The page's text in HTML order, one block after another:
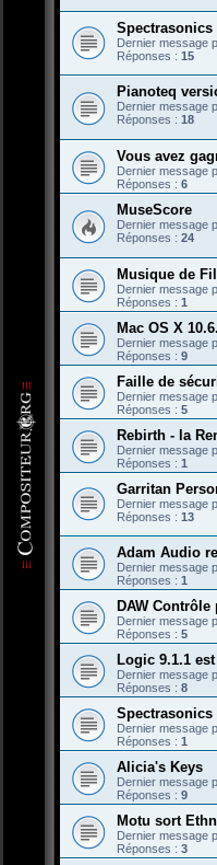
Dernier message
Réponses : 15
Pianoteq
Dernier message
Réponses : 18
Vous avez
Dernier message
Réponses : 6
MuseScore
Dernier message
Réponses : 24
Musique de
Dernier message
Réponses : 1
Mac OS X
Dernier message
Réponses : 9
Faille de
Dernier message
Réponses : 5
Rebirth - la
Dernier message
Réponses : 1
Garritan
Dernier message
Réponses : 13
Adam Audio
Dernier message
Réponses : 1
DAW
Dernier message
Réponses : 5
Logic 9.1.1
Dernier message
Réponses : 8
Dernier message
Réponses : 1
Alicia's Keys
Dernier message
Réponses : 9
Motu sort
Dernier message
Réponses : 3